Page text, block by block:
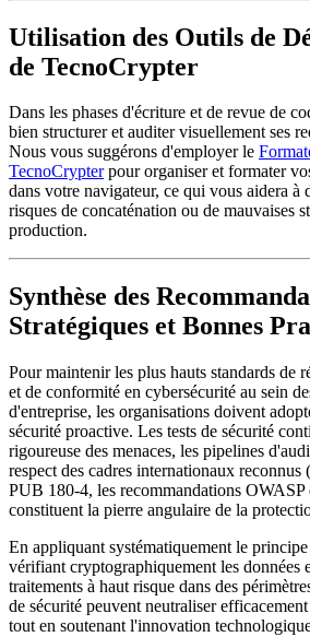
Utilisation des Outils de
de TecnoCrypter
Dans les phases d'écriture et de revue de
bien structurer et auditer visuellement ses
Nous vous suggérons d'employer le
TecnoCrypterpour organiser et formater
dans votre navigateur, ce qui vous aidera à
risques de concaténation ou de mauvaises
production.
Synthèse des
Stratégiques et Bonnes
Pour maintenir les plus hauts standards de
et de conformité en cybersécurité au sein
d'entreprise, les organisations doivent
sécurité proactive. Les tests de sécurité
rigoureuse des menaces, les pipelines
respect des cadres internationaux
PUB 180-4, les recommandations
constituent la pierre angulaire de la
En appliquant systématiquement le
vérifiant cryptographiquement les données
traitements à haut risque dans des
de sécurité peuvent neutraliser
tout en soutenant l'innovation